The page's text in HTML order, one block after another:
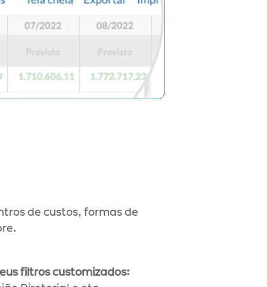
de custos, formas de